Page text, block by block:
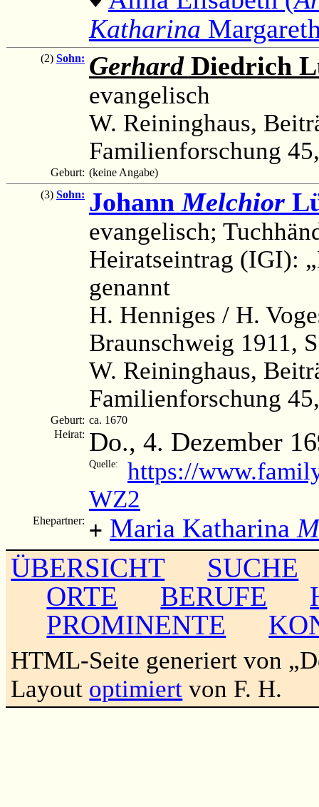
Katharina
(2) Sohn: GerhardDiedrich
evangelisch
W. Reininghaus,
Familienforschung
Geburt: (keine Angabe)
(3) Sohn: JohannMelchior
evangelisch;
Heiratseintrag (IGI):
genannt
H. Henniges / H.
Braunschweig 1911,
W. Reininghaus,
Familienforschung
Geburt: ca. 1670
Heirat: Do., 4. Dezember
Quelle:
https://
WZ2
Ehepartner: + Maria Katharina
ÜBERSICHT
SUCHE
ORTE
BERUFE
PROMINENTE
HTML-Seite generiert von
Layout optimiert von F. H.